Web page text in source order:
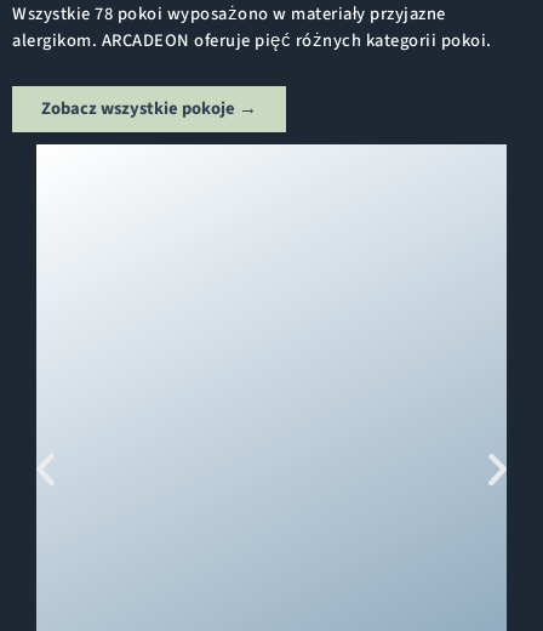
Wszystkie 78 pokoi wyposażono w materiały przyjazne
alergikom. ARCADEON oferuje pięć różnych kategorii pokoi.
Zobacz wszystkie pokoje →